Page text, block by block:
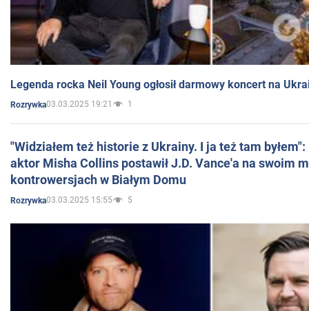
Legenda rocka Neil Young ogłosił darmowy koncert na
Rozrywka03.03.2025 19:21 1
"Widziałem też historie z Ukrainy. I ja też tam
aktor Misha Collins postawił J.D. Vance'a na swoim
kontrowersjach w Białym Domu
Rozrywka03.03.2025 15:55 5